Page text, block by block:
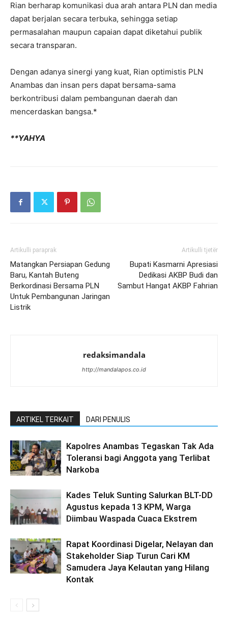
Rian berharap komunikasi dua arah antara PLN dan media
dapat berjalan secara terbuka, sehingga setiap
permasalahan maupun capaian dapat diketahui publik
secara transparan.
Dengan adanya sinergi yang kuat, Rian optimistis PLN
Anambas dan insan pers dapat bersama-sama
berkontribusi dalam pembangunan daerah dan
mencerdaskan bangsa.*
**YAHYA
Artikulli paraprak
Matangkan Persiapan Gedung
Baru, Kantah Buteng
Berkordinasi Bersama PLN
Untuk Pembangunan Jaringan
Listrik
Artikulli tjetër
Bupati Kasmarni Apresiasi
Dedikasi AKBP Budi dan
Sambut Hangat AKBP Fahrian
redaksimandala
http://mandalapos.co.id
ARTIKEL TERKAIT DARI PENULIS
Kapolres Anambas Tegaskan Tak Ada
Toleransi bagi Anggota yang Terlibat
Narkoba
Kades Teluk Sunting Salurkan BLT-DD
Agustus kepada 13 KPM, Warga
Diimbau Waspada Cuaca Ekstrem
Rapat Koordinasi Digelar, Nelayan dan
Stakeholder Siap Turun Cari KM
Samudera Jaya Kelautan yang Hilang
Kontak